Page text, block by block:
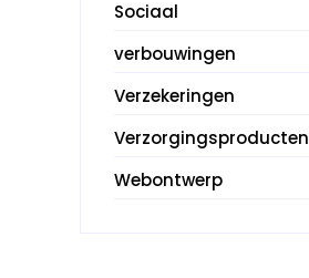
Sociaal
verbouwingen
Verzekeringen
Verzorgingsproducten
Webontwerp